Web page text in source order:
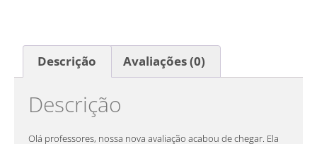
Descrição Avaliações (0)
Descrição
Olá professores, nossa nova avaliação acabou de chegar. Ela